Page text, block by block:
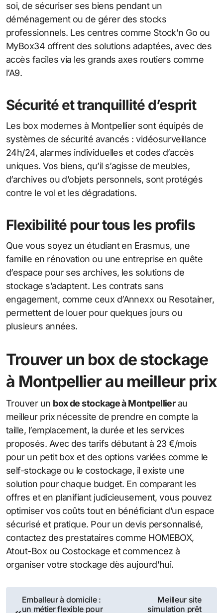
soi, de sécuriser ses biens pendant un
déménagement ou de gérer des stocks
professionnels. Les centres comme Stock’n Go ou
MyBox34 offrent des solutions adaptées, avec des
accès faciles via les grands axes routiers comme
l’A9.
Sécurité et tranquillité d’esprit
Les box modernes à Montpellier sont équipés de
systèmes de sécurité avancés : vidéosurveillance
24h/24, alarmes individuelles et codes d’accès
uniques. Vos biens, qu’il s’agisse de meubles,
d’archives ou d’objets personnels, sont protégés
contre le vol et les dégradations.
Flexibilité pour tous les profils
Que vous soyez un étudiant en Erasmus, une
famille en rénovation ou une entreprise en quête
d’espace pour ses archives, les solutions de
stockage s’adaptent. Les contrats sans
engagement, comme ceux d’Annexx ou Resotainer,
permettent de louer pour quelques jours ou
plusieurs années.
Trouver un box de stockage
à Montpellier au meilleur prix
Trouver un box de stockage à Montpellierau
meilleur prix nécessite de prendre en compte la
taille, l’emplacement, la durée et les services
proposés. Avec des tarifs débutant à 23 €/mois
pour un petit box et des options variées comme le
self-stockage ou le costockage, il existe une
solution pour chaque budget. En comparant les
offres et en planifiant judicieusement, vous pouvez
optimiser vos coûts tout en bénéficiant d’un espace
sécurisé et pratique. Pour un devis personnalisé,
contactez des prestataires comme HOMEBOX,
Atout-Box ou Costockage et commencez à
organiser votre stockage dès aujourd’hui.
Navigation
Emballeur à domicile :
un métier flexible pour
Meilleur site
simulation prêt